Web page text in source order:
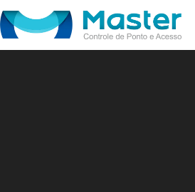
to
content